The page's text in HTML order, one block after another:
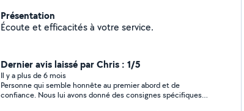
Présentation
Écoute et efficacités à votre service.
Dernier avis laissé par Chris : 1/5
Il y a plus de 6 mois
Personne qui semble honnête au premier abord et de
confiance. Nous lui avons donné des consignes spécifiques